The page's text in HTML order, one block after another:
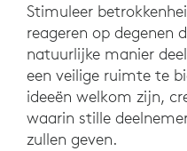
Stimuleer
reageren op degenen
natuurlijke manier
een veilige ruimte te
ideeën welkom zijn,
waarin stille
zullen geven.